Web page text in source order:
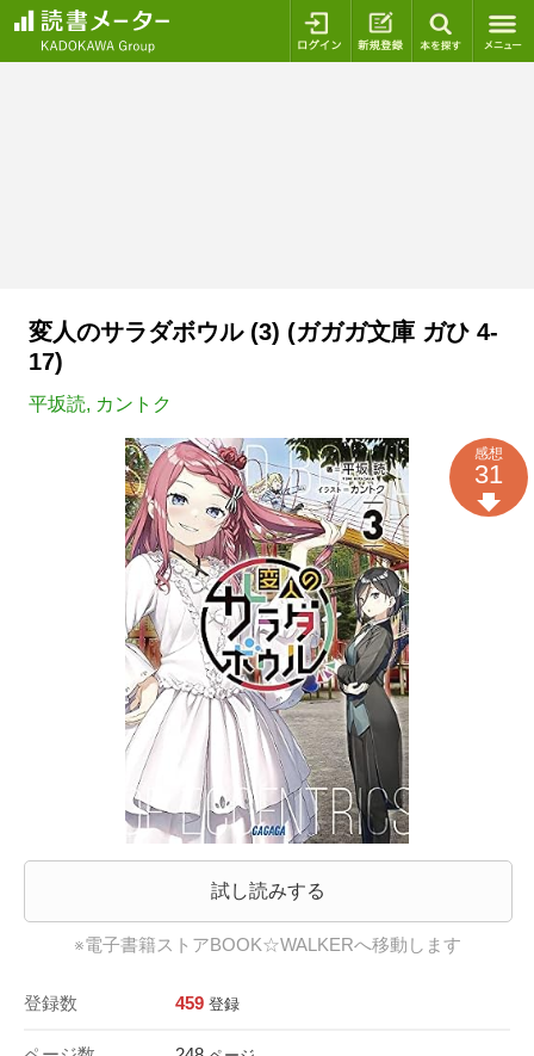
ログイン 新規登録
変人のサラダボウル (3) (ガガガ文庫 ガひ 4-
17)
平坂読, カントク
試し読みする
※電子書籍ストアBOOK☆WALKERへ移動します
登録数 459 登録
感想
31